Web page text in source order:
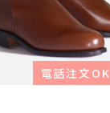
電話注文OK